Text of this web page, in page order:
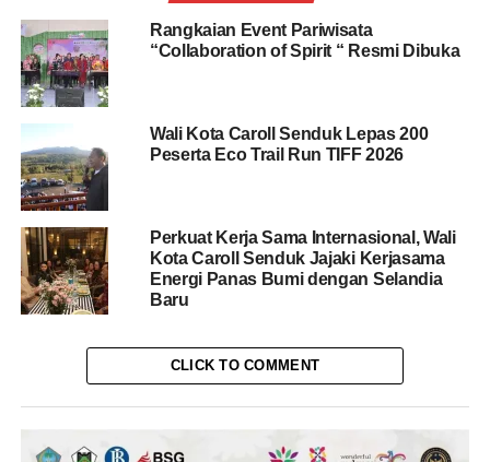
Rangkaian Event Pariwisata
“Collaboration of Spirit “ Resmi Dibuka
Wali Kota Caroll Senduk Lepas 200
Peserta Eco Trail Run TIFF 2026
Perkuat Kerja Sama Internasional, Wali
Kota Caroll Senduk Jajaki Kerjasama
Energi Panas Bumi dengan Selandia
Baru
CLICK TO COMMENT